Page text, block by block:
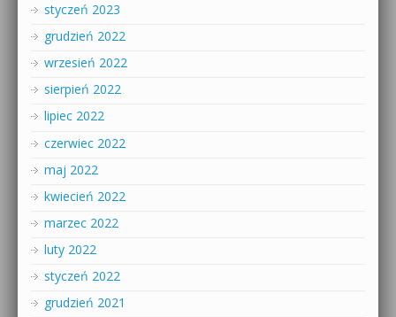
styczeń 2023
grudzień 2022
wrzesień 2022
sierpień 2022
lipiec 2022
czerwiec 2022
maj 2022
kwiecień 2022
marzec 2022
luty 2022
styczeń 2022
grudzień 2021